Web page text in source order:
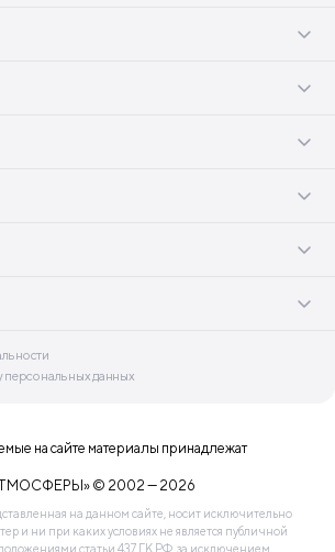
персональных данных
на сайте материалы принадлежат
© 2002 — 2026
на данном сайте, носит исключительно
и ни при каких условиях не является публичной
статьи 437 ГК РФ, за исключением